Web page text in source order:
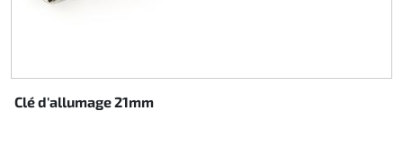
Clé d'allumage 21mm
Ignition